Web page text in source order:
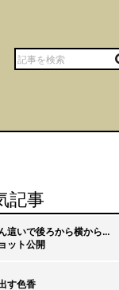
grazie
記事
這いで後ろから横から…
ット公開
す色香